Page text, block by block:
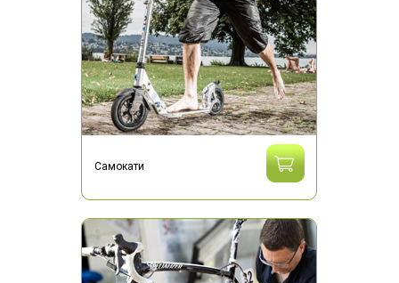
Самокати